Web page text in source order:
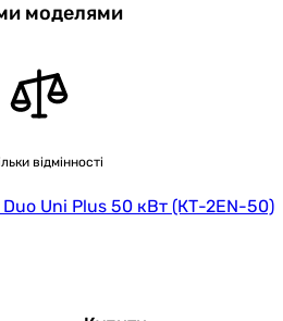
моделями
відмінності
Uni Plus 50 кВт (КТ-2EN-50)